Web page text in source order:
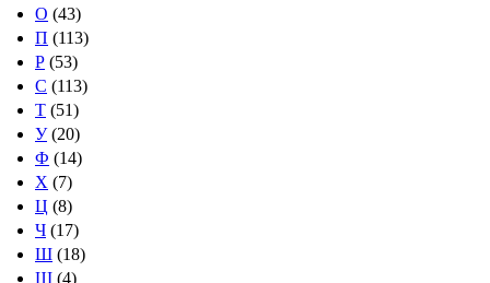
О (43)
П (113)
Р (53)
С (113)
Т (51)
У(20)
Ф (14)
Х (7)
Ц (8)
Ч (17)
Ш (18)
Щ (4)